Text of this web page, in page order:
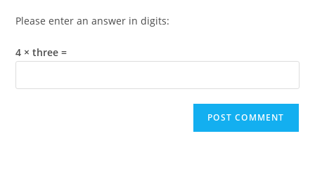
Please enter an answer in digits:
4 × three =